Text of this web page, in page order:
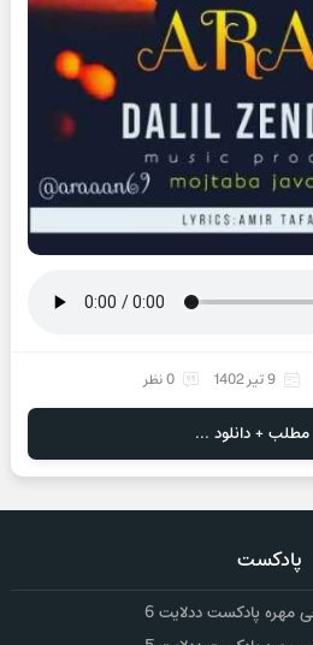
9 تیر 1402 0 نظر
مطلب + دانلود ...
پادکست
مهره پادکست ددلایت 6